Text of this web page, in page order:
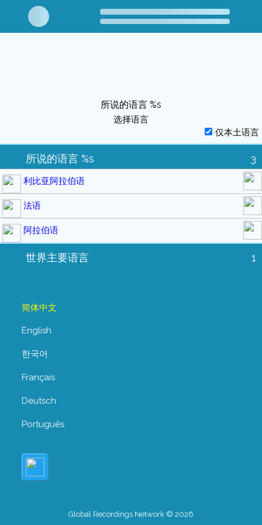
所说的语言 %s
选择语言
仅本土语言
所说的语言 %s 3
利比亚阿拉伯语
法语
阿拉伯语
世界主要语言 1
简体中文
English
한국어
Français
Deutsch
Português
Global Recordings Network © 2026